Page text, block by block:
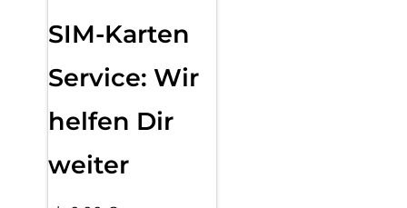
SIM-Karten
Service: Wir
helfen Dir
weiter